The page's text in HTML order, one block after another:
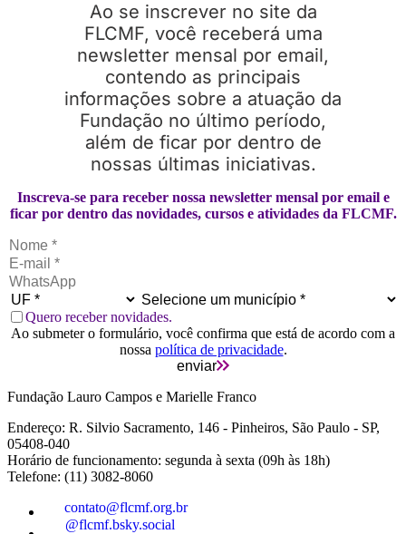
Inscreva-se para receber nossa newsletter mensal por email e
ficar por dentro das novidades, cursos e atividades da FLCMF.
Quero receber novidades.
Ao submeter o formulário, você confirma que está de acordo com a
nossa política de privacidade.
enviar
Ao se inscrever no site da
FLCMF, você receberá uma
newsletter mensal por email,
contendo as principais
informações sobre a atuação da
Fundação no último período,
além de ficar por dentro de
nossas últimas iniciativas.
Fundação Lauro Campos e Marielle Franco
Endereço: R. Silvio Sacramento, 146 - Pinheiros, São Paulo - SP,
05408-040
Horário de funcionamento: segunda à sexta (09h às 18h)
Telefone: (11) 3082-8060
contato@flcmf.org.br
@flcmf.bsky.social